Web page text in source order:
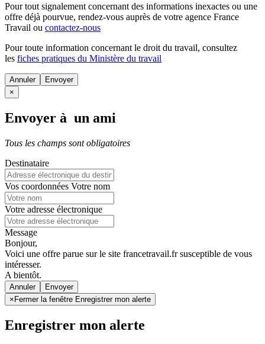
Pour tout signalement concernant des informations inexactes ou une
offre déjà pourvue, rendez-vous auprès de votre agence France
Travail ou contactez-nous
Pour toute information concernant le droit du travail, consultez
les fiches pratiques du Ministère du travail
Annuler
×
Envoyer à un ami
Tous les champs sont obligatoires
Destinataire
Vos coordonnées Votre nom
Votre adresse électronique
Message
Bonjour,
Voici une offre parue sur le site francetravail.fr susceptible de vous
intéresser.
A bientôt.
Annuler
× Fermer la fenêtre Enregistrer mon alerte
Enregistrer mon alerte